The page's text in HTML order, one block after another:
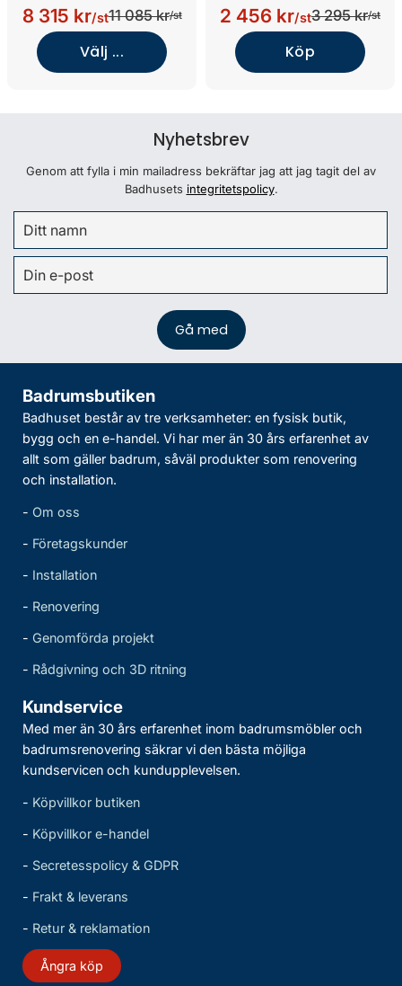
8 315 kr/st11 085 kr/st
Välj ...
2 456 kr/st3 295 kr/st
Köp
Nyhetsbrev
Genom att fylla i min mailadress bekräftar jag att jag tagit del av
Badhusets integritetspolicy.
Badrumsbutiken
Badhuset består av tre verksamheter: en fysisk butik,
bygg och en e-handel. Vi har mer än 30 års erfarenhet av
allt som gäller badrum, såväl produkter som renovering
och installation.
- Om oss
- Företagskunder
- Installation
- Renovering
- Genomförda projekt
- Rådgivning och 3D ritning
Kundservice
Med mer än 30 års erfarenhet inom badrumsmöbler och
badrumsrenovering säkrar vi den bästa möjliga
kundservicen och kundupplevelsen.
- Köpvillkor butiken
- Köpvillkor e-handel
- Secretesspolicy & GDPR
- Frakt & leverans
- Retur & reklamation
Ångra köp